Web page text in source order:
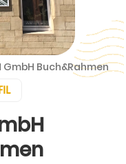
GmbH Buch&Rahmen